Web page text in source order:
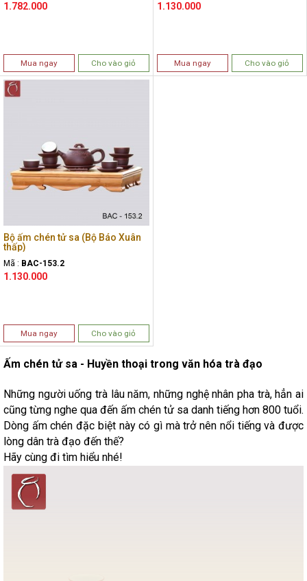
1.782.000
Mua ngay Cho vào giỏ
1.130.000
Mua ngay Cho vào giỏ
Bộ ấm chén tử sa (Bộ Báo Xuân
thấp)
Mã : BAC-153.2
1.130.000
Mua ngay Cho vào giỏ
Ấm chén tử sa - Huyền thoại trong văn hóa trà đạo
Những người uống trà lâu năm, những nghệ nhân pha trà, hẳn ai
cũng từng nghe qua đến ấm chén tử sa danh tiếng hơn 800 tuổi.
Dòng ấm chén đặc biệt này có gì mà trở nên nổi tiếng và được
lòng dân trà đạo đến thế?
Hãy cùng đi tìm hiểu nhé!